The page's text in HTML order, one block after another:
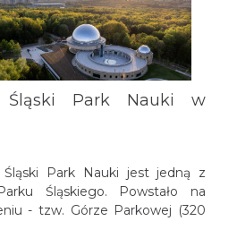
Śląski Park Nauki w
Śląski Park Nauki jest jedną z
Śląskiego. Powstało na
- tzw. Górze Parkowej (320